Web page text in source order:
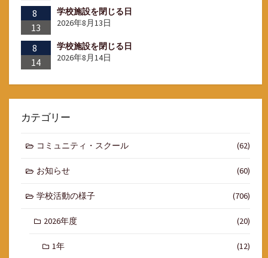
8
13
学校施設を閉じる日
2026年8月13日
8
14
学校施設を閉じる日
2026年8月14日
カテゴリー
コミュニティ・スクール (62)
お知らせ (60)
学校活動の様子 (706)
2026年度 (20)
1年 (12)